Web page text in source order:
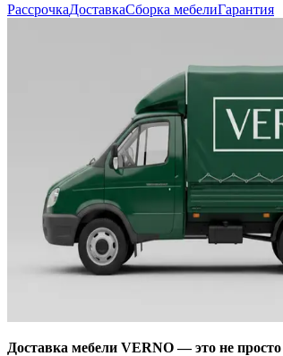
РассрочкаДоставкаСборка мебелиГарантия
Доставка мебели VERNO — это не